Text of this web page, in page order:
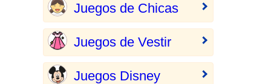
Juegos de Chicas
Juegos de Vestir
Juegos Disney